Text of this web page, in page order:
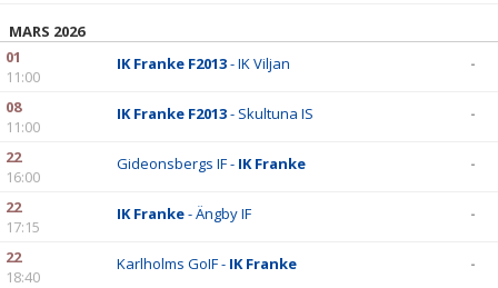
MARS 2026
01
11:00
IK Franke F2013- IK Viljan -
08
11:00
IK Franke F2013- Skultuna IS -
22
16:00
Gideonsbergs IF - IK Franke -
22
17:15
IK Franke- Ängby IF -
22
18:40
Karlholms GoIF - IK Franke -